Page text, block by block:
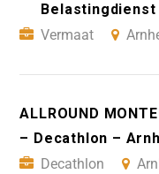
Belastingdienst
Vermaat
ALLROUND
– Decathlon –
Decathlon